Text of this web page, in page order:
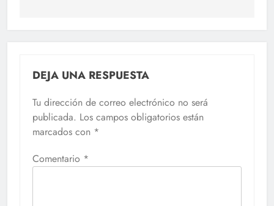
DEJA UNA RESPUESTA
Tu dirección de correo electrónico no será
publicada. Los campos obligatorios están
marcados con *
Comentario *